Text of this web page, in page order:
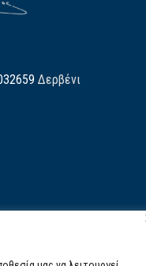
Δερβένι
Έχετε ακόμα τη